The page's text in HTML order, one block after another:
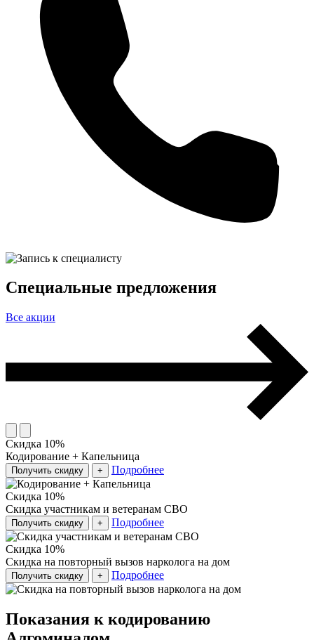
Специальные предложения
Все акции
Скидка 10%
Кодирование + Капельница
Получить скидку + Подробнее
Скидка 10%
Скидка участникам и ветеранам СВО
Получить скидку + Подробнее
Скидка 10%
Скидка на повторный вызов нарколога на дом
Получить скидку + Подробнее
Показания к кодированию